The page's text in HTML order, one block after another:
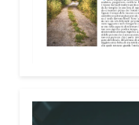
Condividi: